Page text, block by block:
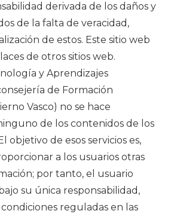
derivada de los daños y
de la falta de veracidad,
de estos. Este sitio web
de otros sitios web.
y Aprendizajes
de Formación
Vasco) no se hace
de los contenidos de los
objetivo de esos servicios es,
a los usuarios otras
por tanto, el usuario
su única responsabilidad,
reguladas en las